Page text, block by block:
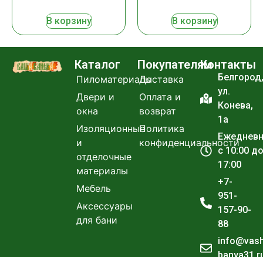
В корзину В корзину
Каталог
Пиломатериалы
Двери и
окна
Изоляционные
и
отделочные
материалы
Мебель
Аксессуары
для бани
Покупателям
Доставка
Оплата и
возврат
Политика
конфиденциальности
Контакты
Белгород,
ул.
Конева,
1а
с 10:00 до
17:00
+7-
951-
157-90-
88